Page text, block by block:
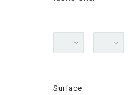
Surface